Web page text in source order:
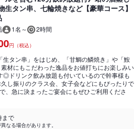
生タン串、七輪焼きなど【豪華コース】
1名～ 2時間
円（税込）
生タン串」をはじめ、「甘鯛の鱗焼き」や「鮟
材にもこだわった逸品をお値打ちにお楽しみい
◎ドリンク飲み放題も付いているので幹事様も
し振りのクラス会、女子会などにもぴったりで
、急に決まったご宴会にもぜひご利用くださ
まで
なる場合があります。